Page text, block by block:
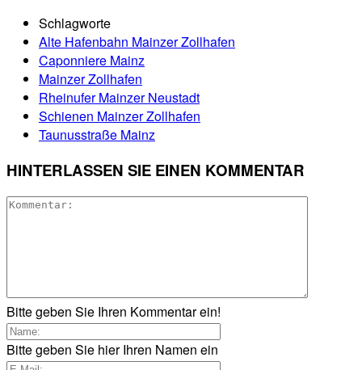
Schlagworte
Alte Hafenbahn Mainzer Zollhafen
Caponniere Mainz
Mainzer Zollhafen
Rheinufer Mainzer Neustadt
Schienen Mainzer Zollhafen
Taunusstraße Mainz
HINTERLASSEN SIE EINEN KOMMENTAR
Bitte geben Sie Ihren Kommentar ein!
Bitte geben Sie hier Ihren Namen ein